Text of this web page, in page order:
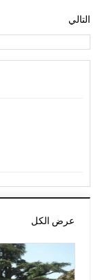
التالي
عرض الكل